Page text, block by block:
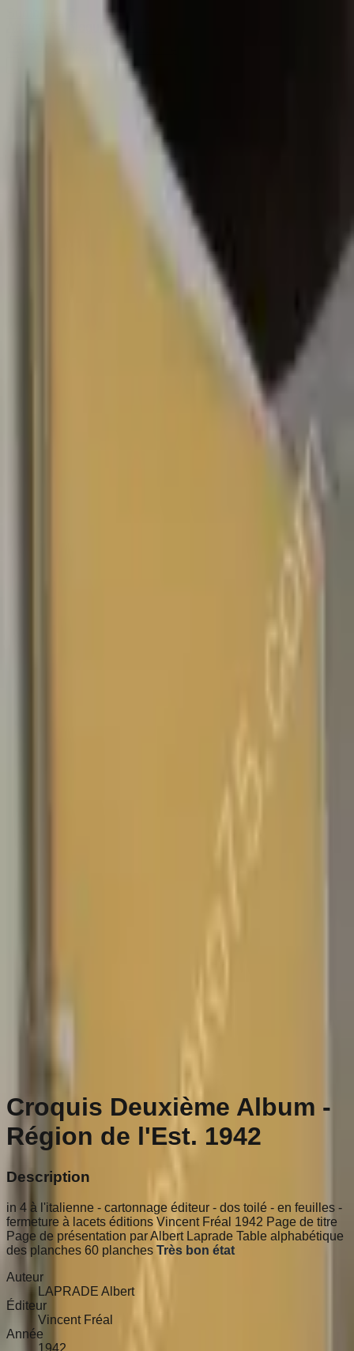
Contact
S'inscrire
Croquis Deuxième Album -
Région de l'Est. 1942
Description
in 4 à l'italienne - cartonnage éditeur - dos toilé - en feuilles -
fermeture à lacets éditions Vincent Fréal 1942 Page de titre
Page de présentation par Albert Laprade Table alphabétique
des planches 60 planches Très bon état
Auteur
LAPRADE Albert
Éditeur
Vincent Fréal
Année
1942